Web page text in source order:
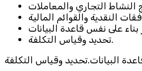
تحديد وقياس التكلفة.